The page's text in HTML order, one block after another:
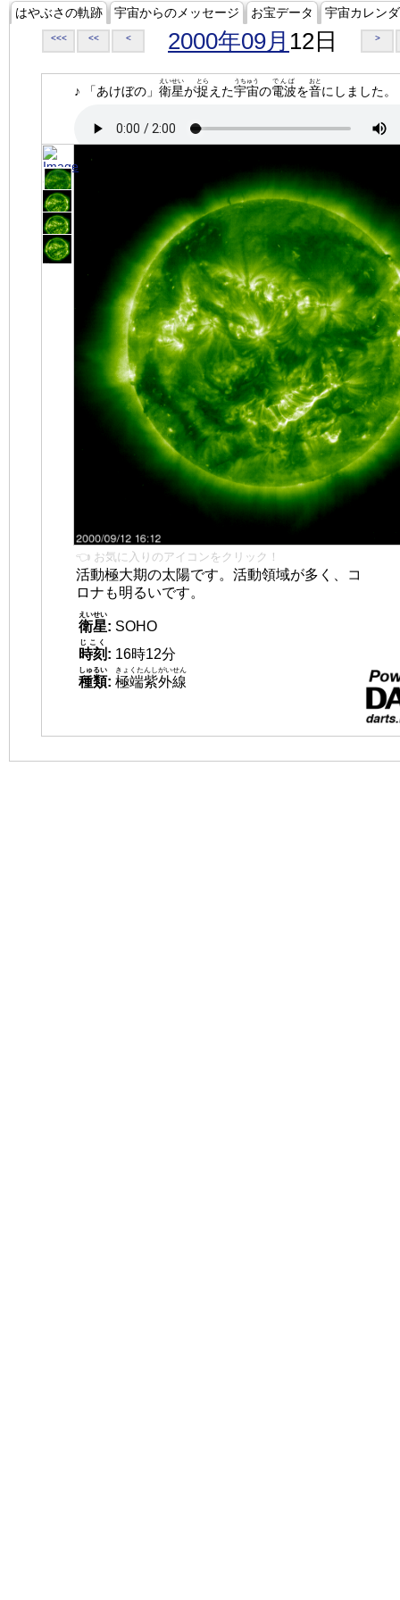
はやぶさの軌跡 宇宙からのメッセージ お宝データ 宇宙カレン
<<< << < 2000年09月 12日 >
♪ 「あけぼの」 衛星
えいせい
が捉
とら
えた宇宙
うちゅう
の電波
でんぱ
を音
おと
にしました。
👈 お気に入りのアイコンをクリック！
活動極大期の太陽です。活動領域が多く、コ
ロナも明るいです。
衛星
えいせい
: SOHO
時刻
じこく
: 16時12分
種類
しゅるい
: 極端紫外線
きょくたんしがいせん